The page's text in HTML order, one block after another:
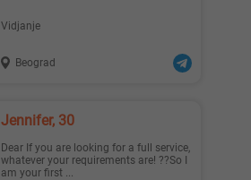
Vidjanje
Beograd
Jennifer, 30
Dear If you are looking for a full service,
whatever your requirements are! ??So I
am your first ...